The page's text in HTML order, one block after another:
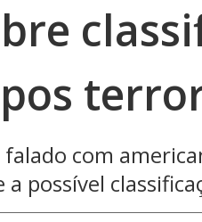
com
possível